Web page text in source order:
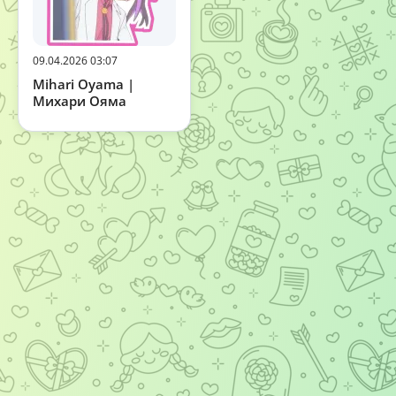
09.04.2026 03:07
Mihari Oyama |
Михари Ояма